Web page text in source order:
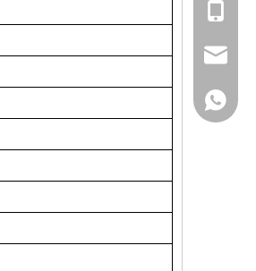
+ 86-